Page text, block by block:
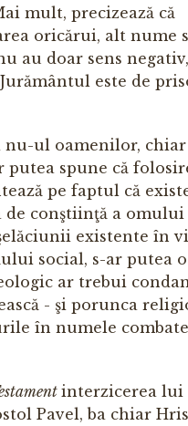
mult, precizează că
oricărui, alt nume
au doar sens
este de
nu-ul oamenilor, chiar
spune că
pe faptul că
conştiinţă a omului
existente în
social, s-ar putea
ar trebui
- şi porunca
în numele
interzicerea lui
Pavel, ba chiar